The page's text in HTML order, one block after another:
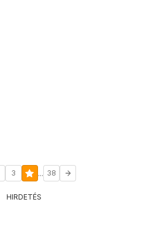
3 ... 38
HIRDETÉS